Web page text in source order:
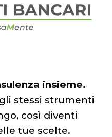
insieme.
stessi strumenti
così diventi
tue scelte.